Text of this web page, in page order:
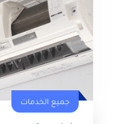
جميع الخدمات